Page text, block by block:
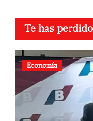
Te has perdido
Economía